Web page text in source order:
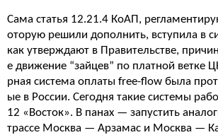
Сама статья 12.21.4 КоАП,
оторую решили дополнить, вступила в
как утверждают в Правительстве,
е движение “зайцев” по платной ветке
рная система оплаты free-flow была
ые в России. Сегодня такие системы
12 «Восток». В панах — запустить
трассе Москва — Арзамас и Москва —